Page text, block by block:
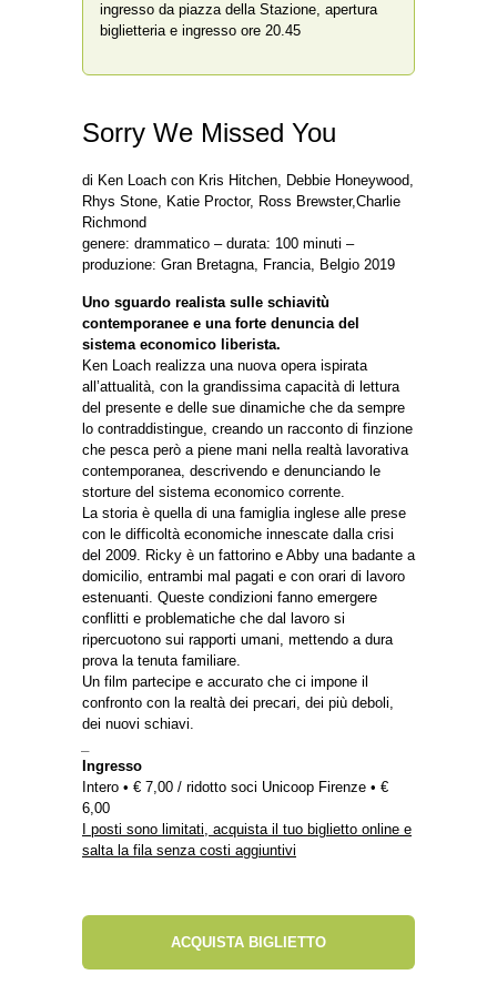
ingresso da piazza della Stazione, apertura
biglietteria e ingresso ore 20.45
Sorry We Missed You
di Ken Loach con Kris Hitchen, Debbie Honeywood,
Rhys Stone, Katie Proctor, Ross Brewster,Charlie
Richmond
genere: drammatico – durata: 100 minuti –
produzione: Gran Bretagna, Francia, Belgio 2019
Uno sguardo realista sulle schiavitù
contemporanee e una forte denuncia del
sistema economico liberista.
Ken Loach realizza una nuova opera ispirata
all’attualità, con la grandissima capacità di lettura
del presente e delle sue dinamiche che da sempre
lo contraddistingue, creando un racconto di finzione
che pesca però a piene mani nella realtà lavorativa
contemporanea, descrivendo e denunciando le
storture del sistema economico corrente.
La storia è quella di una famiglia inglese alle prese
con le difficoltà economiche innescate dalla crisi
del 2009. Ricky è un fattorino e Abby una badante a
domicilio, entrambi mal pagati e con orari di lavoro
estenuanti. Queste condizioni fanno emergere
conflitti e problematiche che dal lavoro si
ripercuotono sui rapporti umani, mettendo a dura
prova la tenuta familiare.
Un film partecipe e accurato che ci impone il
confronto con la realtà dei precari, dei più deboli,
dei nuovi schiavi.
Ingresso
Intero • € 7,00 / ridotto soci Unicoop Firenze • €
6,00
I posti sono limitati, acquista il tuo biglietto online e
salta la fila senza costi aggiuntivi
ACQUISTA BIGLIETTO